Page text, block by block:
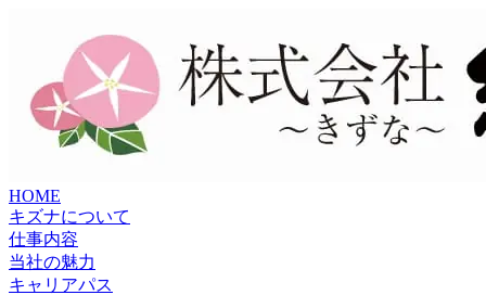
HOME
キズナについて
仕事内容
当社の魅力
キャリアパス